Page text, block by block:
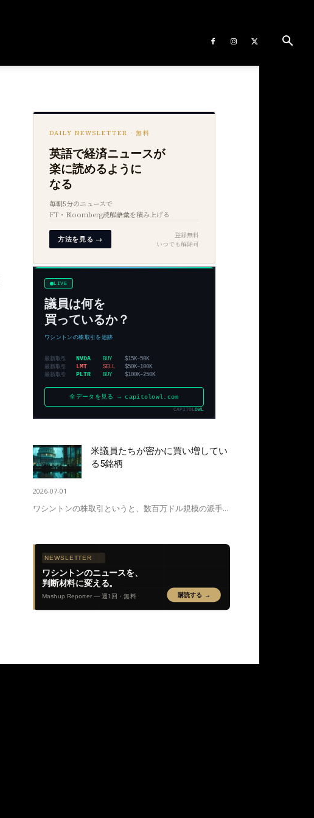
米議員たちが密かに買い増してい
る5銘柄
2026-07-01
ワシントンの株取引というと、数百万ドル規模の派手...
NEWSLETTER
ワシントンのニュースを、
判断材料に変える。
Mashup Reporter — 週1回・無料 購読する →